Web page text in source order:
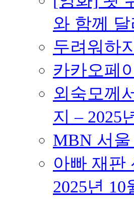
와 함께 달
두려워하
카카오페
외숙모께
지 – 2025
MBN 서울
아빠 재판
2025년 10